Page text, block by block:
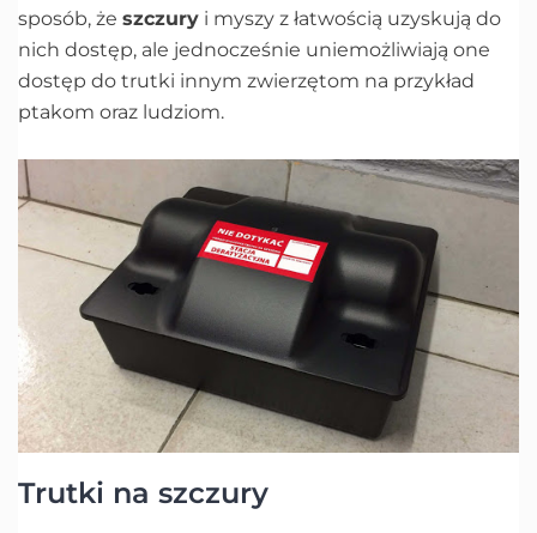
sposób, że szczury i myszy z łatwością uzyskują do
nich dostęp, ale jednocześnie uniemożliwiają one
dostęp do trutki innym zwierzętom na przykład
ptakom oraz ludziom.
Trutki na szczury